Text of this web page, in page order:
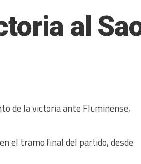
al
de la victoria ante Fluminense,
el tramo final del partido, desde